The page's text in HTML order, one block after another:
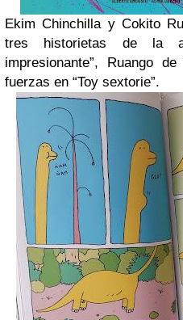
Ekim Chinchilla y Cokito
tres historietas de la
impresionante”, Ruango
fuerzas en “Toy sextorie”.